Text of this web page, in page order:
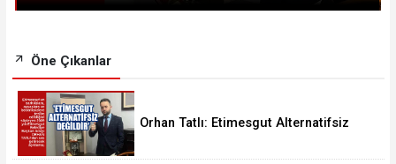
Öne Çıkanlar
Orhan Tatlı: Etimesgut Alternatifsiz